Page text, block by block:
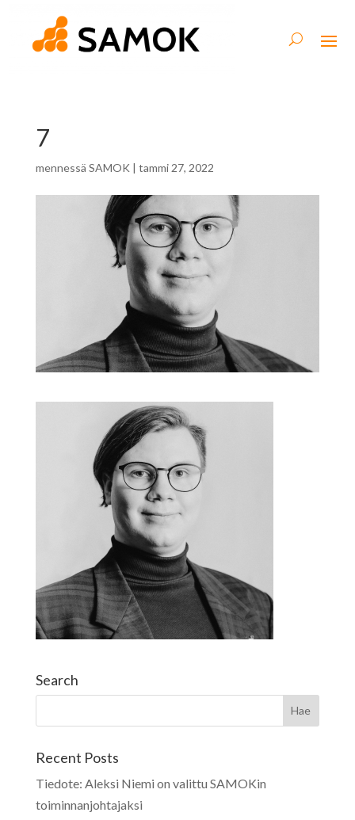
7
mennessä SAMOK | tammi 27, 2022
Search
Recent Posts
Tiedote: Aleksi Niemi on valittu SAMOKin
toiminnanjohtajaksi